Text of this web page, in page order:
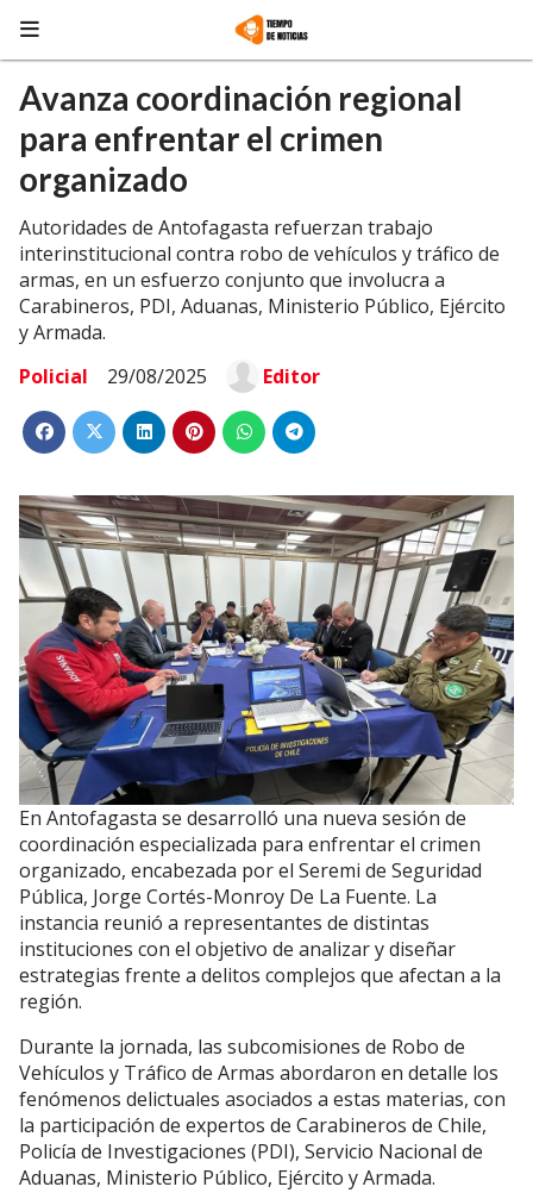
Avanza coordinación regional
para enfrentar el crimen
organizado
Autoridades de Antofagasta refuerzan trabajo
interinstitucional contra robo de vehículos y tráfico de
armas, en un esfuerzo conjunto que involucra a
Carabineros, PDI, Aduanas, Ministerio Público, Ejército
y Armada.
Policial
29/08/2025 Editor
En Antofagasta se desarrolló una nueva sesión de
coordinación especializada para enfrentar el crimen
organizado, encabezada por el Seremi de Seguridad
Pública, Jorge Cortés-Monroy De La Fuente. La
instancia reunió a representantes de distintas
instituciones con el objetivo de analizar y diseñar
estrategias frente a delitos complejos que afectan a la
región.
Durante la jornada, las subcomisiones de Robo de
Vehículos y Tráfico de Armas abordaron en detalle los
fenómenos delictuales asociados a estas materias, con
la participación de expertos de Carabineros de Chile,
Policía de Investigaciones (PDI), Servicio Nacional de
Aduanas, Ministerio Público, Ejército y Armada.